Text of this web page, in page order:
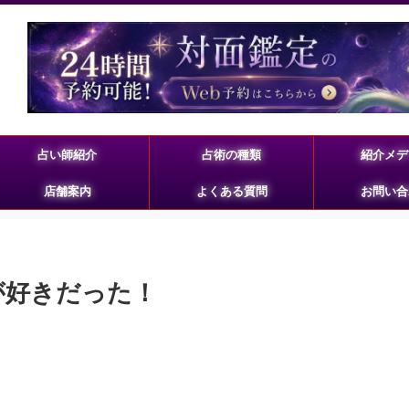
占い師紹介 占術の種類 紹介メ
店舗案内 よくある質問 お問い
きだった！